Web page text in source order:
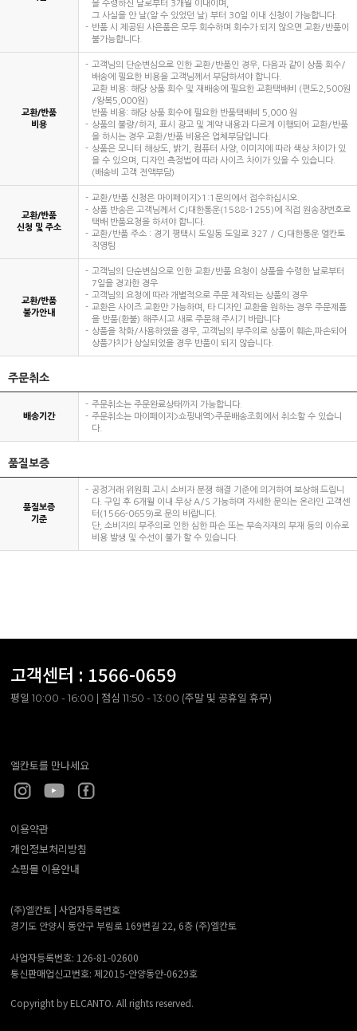
을 수령하신 날로부터 3개월 이내이며,
그 사실을 안 날(알 수 있었던 날) 부터 30일 이내 신청이 가능합니다.
반품 시 제공된 사은품은 모두 회수하며 회수가 되지 않으면 교환/반품이
불가능합니다.
교환/반품
비용
고객님의 단순변심으로 인한 교환/반품인 경우, 다음과 같이 상품 회수/
배송에 필요한 비용을 고객님께서 부담하셔야 합니다.
교환 비용: 해당 상품 회수 및 재배송에 필요한 교환택배비 (편도2,500원
/왕복5,000원)
반품 비용: 해당 상품 회수에 필요한 반품택배비 5,000 원
상품의 불량/하자, 표시 광고 및 계약 내용과 다르게 이행되어 교환/반품
을 하시는 경우 교환/반품 비용은 업체부담입니다.
상품은 모니터 해상도, 밝기, 컴퓨터 사양, 이미지에 따라 색상 차이가 있
을 수 있으며, 디자인 측정법에 따라 사이즈 차이가 있을 수 있습니다.
(배송비 고객 전액부담)
교환/반품
신청 및 주소
교환/반품 신청은 마이페이지>1:1문의에서 접수하십시오.
상품 반송은 고객님께서 CJ대한통운(1588-1255)에 직접 원송장번호로
택배 반품요청을 하셔야 합니다.
교환/반품 주소 : 경기 평택시 도일동 도일로 327 / CJ대한통운 엘칸토
직영팀
교환/반품
불가안내
고객님의 단순변심으로 인한 교환/반품 요청이 상품을 수령한 날로부터
7일을 경과한 경우
고객님의 요청에 따라 개별적으로 주문 제작되는 상품의 경우
교환은 사이즈 교환만 가능하며, 타 디자인 교환을 원하는 경우 주문제품
을 반품(환불) 해주시고 새로 주문해 주시기 바랍니다
상품을 착화/사용하였을 경우, 고객님의 부주의로 상품이 훼손,파손되어
상품가치가 상실되었을 경우 반품이 되지 않습니다.
주문취소
배송기간
주문취소는 주문완료상태까지 가능합니다.
주문취소는 마이페이지>쇼핑내역>주문배송조회에서 취소할 수 있습니
다.
품질보증
품질보증
기준
공정거래 위원회 고시 소비자 분쟁 해결 기준에 의거하여 보상해 드립니
다. 구입 후 6개월 이내 무상 A/S 가능하며 자세한 문의는 온라인 고객센
터(1566-0659)로 문의 바랍니다.
단, 소비자의 부주의로 인한 심한 파손 또는 부속자재의 부재 등의 이슈로
비용 발생 및 수선이 불가 할 수 있습니다.
고객센터 : 1566-0659
평일 10:00 - 16:00 | 점심 11:50 - 13:00 (주말 및 공휴일 휴무)
엘칸토를 만나세요
이용약관
개인정보처리방침
쇼핑몰 이용안내
(주)엘칸토 | 사업자등록번호
경기도 안양시 동안구 부림로 169번길 22, 6층 (주)엘칸토
사업자등록번호: 126-81-02600
통신판매업신고번호: 제2015-안양동안-0629호
Copyright by ELCANTO. All rights reserved.